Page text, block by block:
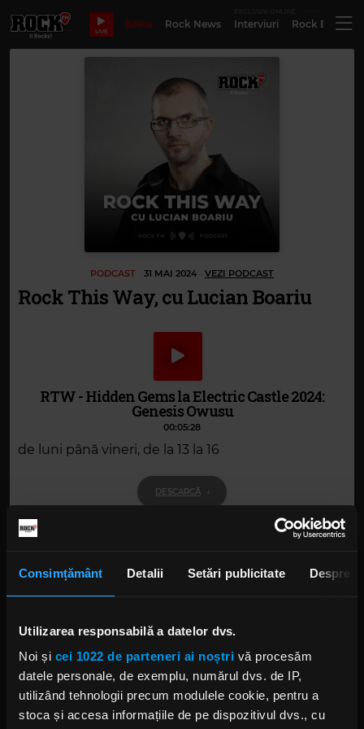
Consimțământ Detalii Setări publicitate Despre
Utilizarea responsabilă a datelor dvs.
Noi și cei 1022 de parteneri ai noștri vă procesăm
datele personale, de exemplu, numărul dvs. de IP,
utilizând tehnologii precum modulele cookie, pentru a
stoca și accesa informațiile de pe dispozitivul dvs., cu
LIVE
Bilete Rock News Interviuri Rock
PODCAST 31 MAI 2024 VEZI PODCAST
Rock This Way, cu Lucian Boariu
RTW - Hidden Gems la Electric Castle 2024:
Genesis Owusu
00:05:28
de luni până vineri, de la 13 la 16
DESCARCĂ
Alte podcasturi
al GUGULAN Rock Open Air Festival
10 AUGUST 2024 –
Hidden Gems la Electric Castle 2024:
Kawala
12 IULIE 2024 – 00:05:35